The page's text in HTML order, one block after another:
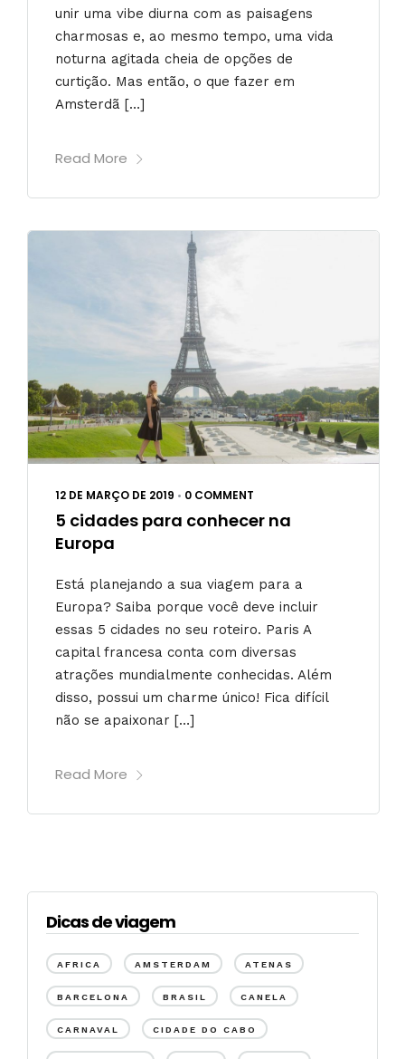
unir uma vibe diurna com as paisagens
charmosas e, ao mesmo tempo, uma vida
noturna agitada cheia de opções de
curtição. Mas então, o que fazer em
Amsterdã […]
Read More
12 DE MARÇO DE 2019 • 0 COMMENT
5 cidades para conhecer na
Europa
Está planejando a sua viagem para a
Europa? Saiba porque você deve incluir
essas 5 cidades no seu roteiro. Paris A
capital francesa conta com diversas
atrações mundialmente conhecidas. Além
disso, possui um charme único! Fica difícil
não se apaixonar […]
Read More
Dicas de viagem
AFRICA AMSTERDAM ATENAS
BARCELONA BRASIL CANELA
CARNAVAL CIDADE DO CABO